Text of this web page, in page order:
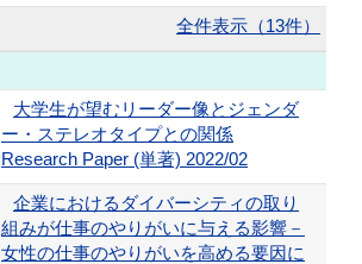
全件表示（13件）
大学生が望むリーダー像とジェンダ
ー・ステレオタイプとの関係
Research Paper (単著) 2022/02
企業におけるダイバーシティの取り
組みが仕事のやりがいに与える影響－
女性の仕事のやりがいを高める要因に